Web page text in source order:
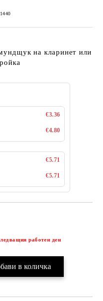
на кларинет или
€3.36
€4.80
€5.71
€5.71
работен ден